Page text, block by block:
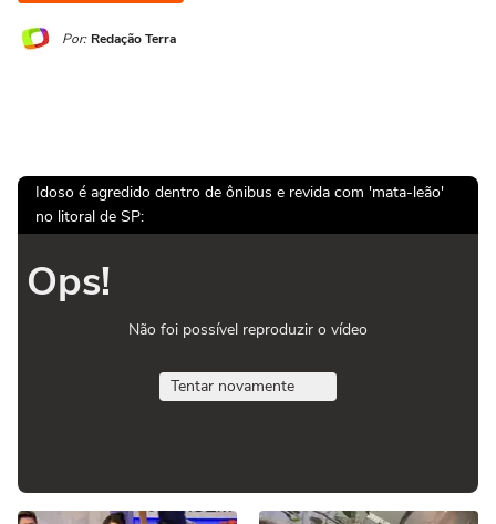
Por: Redação Terra
Idoso é agredido dentro de ônibus e revida com 'mata-leão'
no litoral de SP:
Ops!
Não foi possível reproduzir o vídeo
Tentar novamente